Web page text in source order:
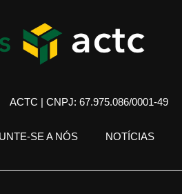
ACTC | CNPJ: 67.975.086/0001-49
SE A NÓS NOTÍCIAS